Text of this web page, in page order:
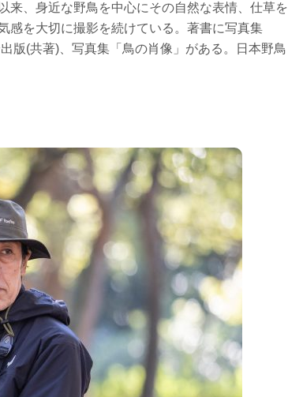
来、身近な野鳥を中心にその自然な表情、仕草を
感を大切に撮影を続けている。著書に写真集
版(共著) 、写真集「鳥の肖像」がある。日本野鳥